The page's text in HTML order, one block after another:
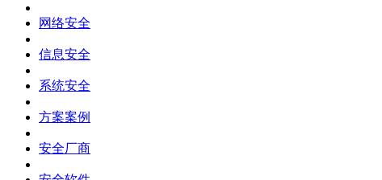
网络安全
信息安全
系统安全
方案案例
安全厂商